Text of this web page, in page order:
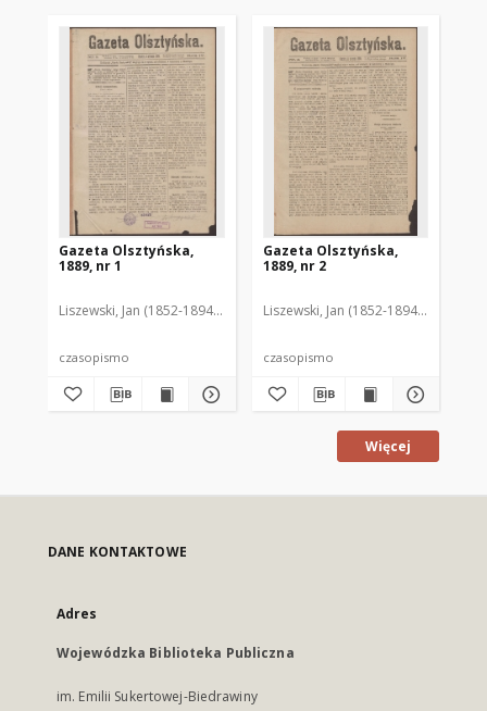
Gazeta Olsztyńska,
1889, nr 1
Liszewski, Jan (1852-1894). Red.
czasopismo
Gazeta Olsztyńska,
1889, nr 2
Liszewski, Jan (1852-1894). Red.
czasopismo
Więcej
DANE KONTAKTOWE
Adres
Wojewódzka Biblioteka Publiczna
im. Emilii Sukertowej-Biedrawiny